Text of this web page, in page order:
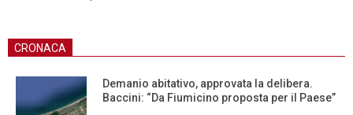
CRONACA
Demanio abitativo, approvata la delibera.
Baccini: “Da Fiumicino proposta per il Paese”